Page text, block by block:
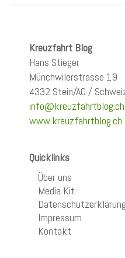
Kreuzfahrt Blog
Hans Stieger
Münchwilerstrasse 19
4332 Stein/AG /
info@kreuzfahrtblog.ch
www.kreuzfahrtblog.ch
Quicklinks
Über uns
Media Kit
Datenschutzerklärung
Impressum
Kontakt